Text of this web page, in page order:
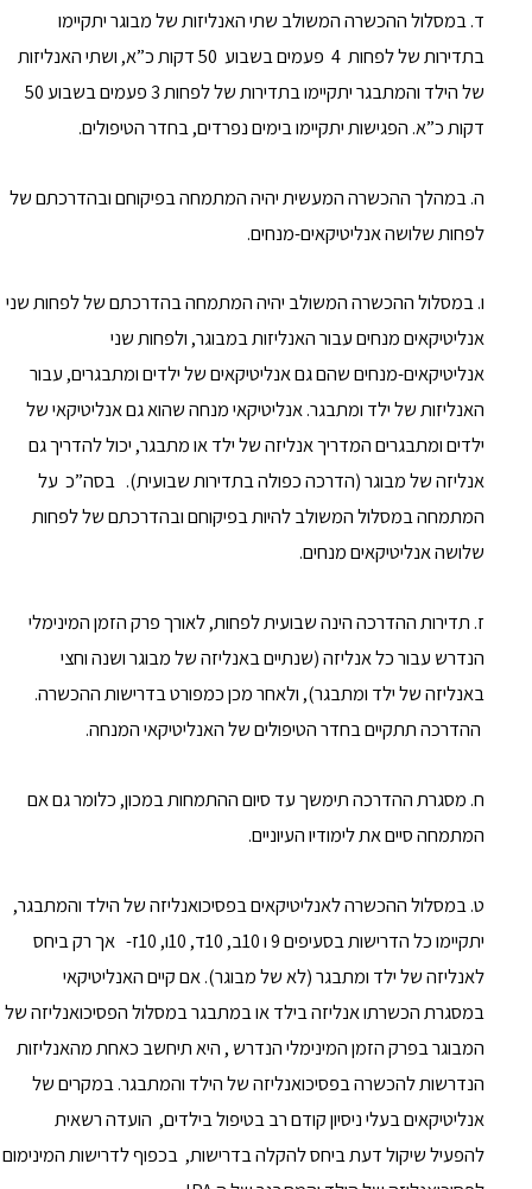
ד. במסלול ההכשרה המשולב שתי האנליזות של מבוגר יתקיימו
בתדירות של לפחות 4 פעמים בשבוע 50 דקות כ”א, ושתי האנליזות
של הילד והמתבגר יתקיימו בתדירות של לפחות 3 פעמים בשבוע 50
דקות כ”א. הפגישות יתקיימו בימים נפרדים, בחדר הטיפולים.
ה. במהלך ההכשרה המעשית יהיה המתמחה בפיקוחם ובהדרכתם של
לפחות שלושה אנליטיקאים-מנחים.
ו. במסלול ההכשרה המשולב יהיה המתמחה בהדרכתם של לפחות שני
אנליטיקאים מנחים עבור האנליזות במבוגר, ולפחות שני
אנליטיקאים-מנחים שהם גם אנליטיקאים של ילדים ומתבגרים, עבור
האנליזות של ילד ומתבגר. אנליטיקאי מנחה שהוא גם אנליטיקאי של
ילדים ומתבגרים המדריך אנליזה של ילד או מתבגר, יכול להדריך גם
אנליזה של מבוגר (הדרכה כפולה בתדירות שבועית). בסה”כ על
המתמחה במסלול המשולב להיות בפיקוחם ובהדרכתם של לפחות
שלושה אנליטיקאים מנחים.
ז. תדירות ההדרכה הינה שבועית לפחות, לאורך פרק הזמן המינימלי
הנדרש עבור כל אנליזה (שנתיים באנליזה של מבוגר ושנה וחצי
באנליזה של ילד ומתבגר), ולאחר מכן כמפורט בדרישות ההכשרה.
ההדרכה תתקיים בחדר הטיפולים של האנליטיקאי המנחה.
ח. מסגרת ההדרכה תימשך עד סיום ההתמחות במכון, כלומר גם אם
המתמחה סיים את לימודיו העיוניים.
ט. במסלול ההכשרה לאנליטיקאים בפסיכואנליזה של הילד והמתבגר,
יתקיימו כל הדרישות בסעיפים 9 ו 10ב, 10ד, 10ו, 10ז- אך רק ביחס
לאנליזה של ילד ומתבגר (לא של מבוגר). אם קיים האנליטיקאי
במסגרת הכשרתו אנליזה בילד או במתבגר במסלול הפסיכואנליזה של
המבוגר בפרק הזמן המינימלי הנדרש , היא תיחשב כאחת מהאנליזות
הנדרשות להכשרה בפסיכואנליזה של הילד והמתבגר. במקרים של
אנליטיקאים בעלי ניסיון קודם רב בטיפול בילדים, הועדה רשאית
להפעיל שיקול דעת ביחס להקלה בדרישות, בכפוף לדרישות המינימום